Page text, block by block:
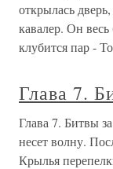
открылась
кавалер. Он
клубится пар - То
Глава 7.
Глава 7. Битвы
несет волну.
Крылья